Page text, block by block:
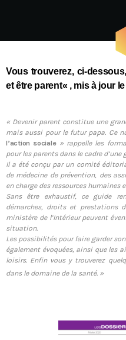
Tous
Derniers articles
Vous trouverez, ci-
et être parent« , mis à jour
« Devenir parent constitue une
mais aussi pour le futur papa. Ce
l’action sociale» rappelle les
pour les parents dans le cadre d’une
Il a été conçu par un comité
de médecine de prévention, des
en charge des ressources humaines
Sans être exhaustif, ce guide
démarches, droits et prestations
ministère de l’Intérieur peuvent
situation.
Les possibilités pour faire garder
également évoquées, ainsi que les
loisirs. Enfin vous y trouverez
dans le domaine de la santé. »